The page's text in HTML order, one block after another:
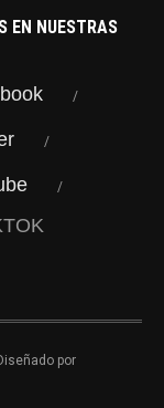
EN NUESTRAS
por